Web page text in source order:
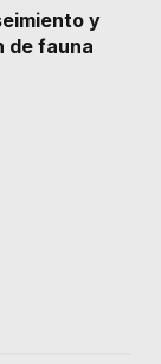
y
de fauna